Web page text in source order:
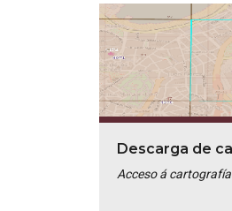
Descarga de
Acceso á